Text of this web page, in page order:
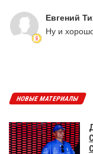
Евгений
Ну и
НОВЫЕ МАТЕРИАЛЫ